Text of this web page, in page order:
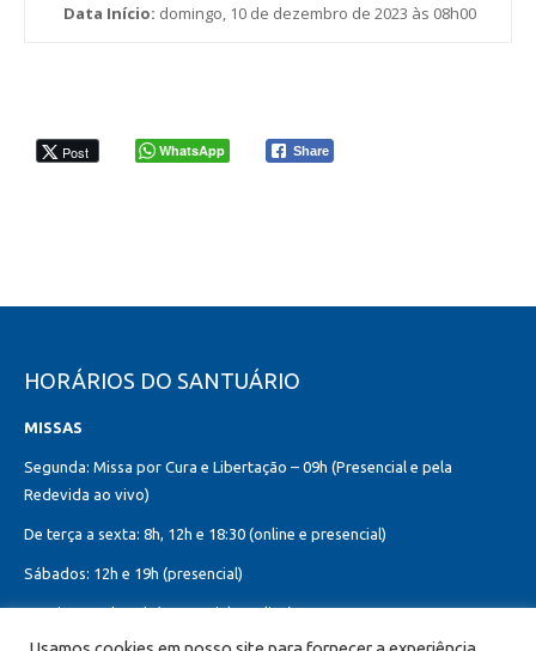
Data Início: domingo, 10 de dezembro de 2023 às 08h00
Post WhatsApp Share
HORÁRIOS DO SANTUÁRIO
MISSAS
Segunda: Missa por Cura e Libertação – 09h (Presencial e pela
Redevida ao vivo)
De terça a sexta: 8h, 12h e 18:30 (online e presencial)
Sábados: 12h e 19h (presencial)
Domingos: 8h, 10h (presencial e online)
12h, 18h30 (presencial)